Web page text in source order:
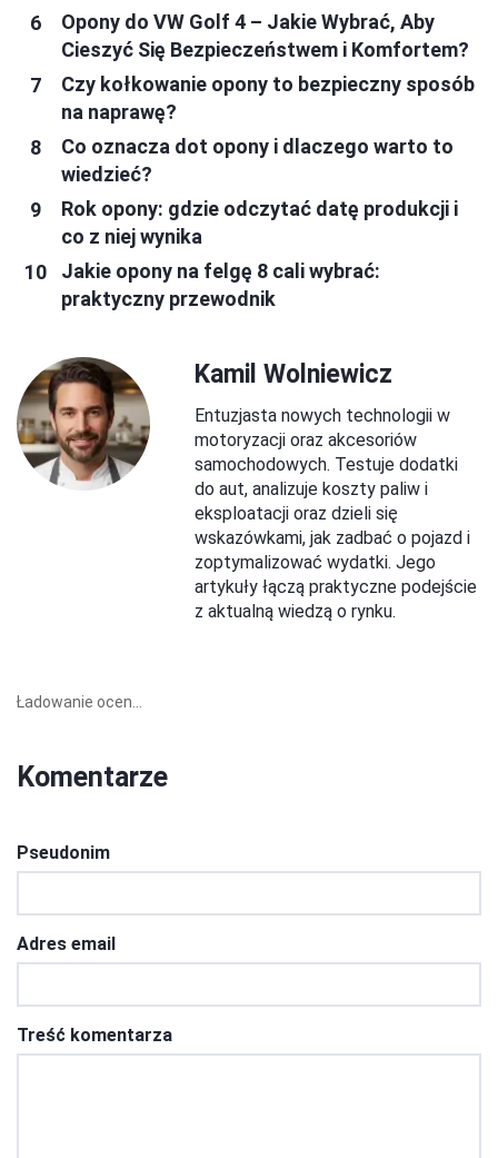
Opony do VW Golf 4 – Jakie Wybrać, Aby
Cieszyć Się Bezpieczeństwem i Komfortem?
Czy kołkowanie opony to bezpieczny sposób
na naprawę?
Co oznacza dot opony i dlaczego warto to
wiedzieć?
Rok opony: gdzie odczytać datę produkcji i
co z niej wynika
Jakie opony na felgę 8 cali wybrać:
praktyczny przewodnik
Kamil Wolniewicz
Entuzjasta nowych technologii w
motoryzacji oraz akcesoriów
samochodowych. Testuje dodatki
do aut, analizuje koszty paliw i
eksploatacji oraz dzieli się
wskazówkami, jak zadbać o pojazd i
zoptymalizować wydatki. Jego
artykuły łączą praktyczne podejście
z aktualną wiedzą o rynku.
Ładowanie ocen...
Komentarze
Pseudonim
Adres email
Treść komentarza